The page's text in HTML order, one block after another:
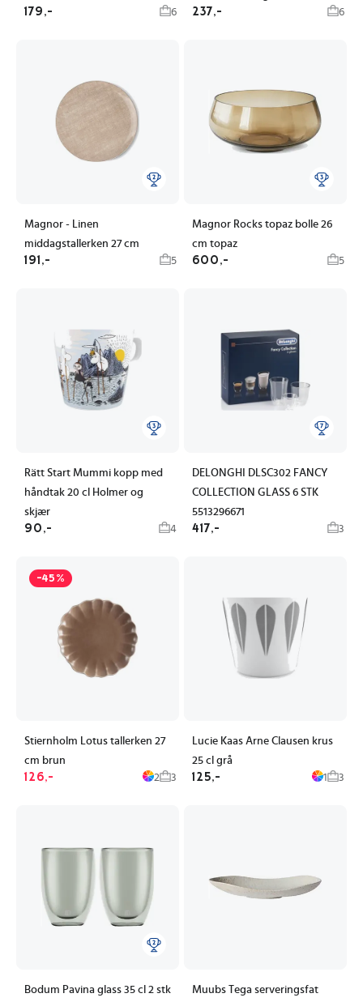
179,- 6 237,- 6
Magnor - Linen
middagstallerken 27 cm
191,- 5
Magnor Rocks topaz bolle 26
cm topaz
600,- 5
Rätt Start Mummi kopp med
håndtak 20 cl Holmer og
skjær
90,- 4
DELONGHI DLSC302 FANCY
COLLECTION GLASS 6 STK
5513296671
417,- 3
-45%
Stiernholm Lotus tallerken 27
cm brun
126,- 2 3
Lucie Kaas Arne Clausen krus
25 cl grå
125,- 1 3
Bodum Pavina glass 35 cl 2 stk
Muubs Tega serveringsfat